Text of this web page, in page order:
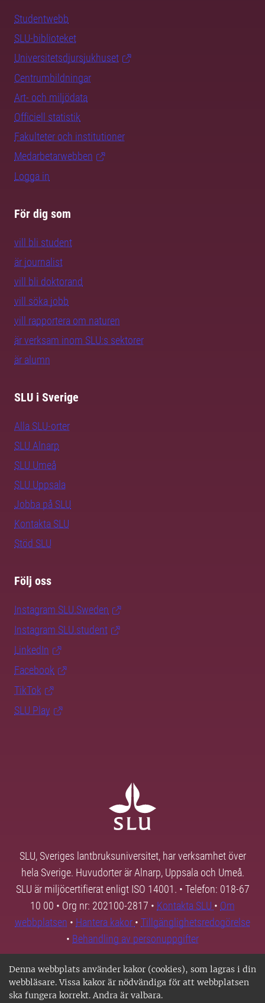
Denna webbplats använder kakor (cookies), som lagras i din
webbläsare. Vissa kakor är nödvändiga för att webbplatsen
ska fungera korrekt. Andra är valbara.
Studentwebb
SLU-biblioteket
Universitetsdjursjukhuset
Centrumbildningar
Art- och miljödata
Officiell statistik
Fakulteter och institutioner
Medarbetarwebben
Logga in
För dig som
vill bli student
är journalist
vill bli doktorand
vill söka jobb
vill rapportera om naturen
är verksam inom SLU:s sektorer
är alumn
SLU i Sverige
Alla SLU-orter
SLU Alnarp
SLU Umeå
SLU Uppsala
Jobba på SLU
Kontakta SLU
Stöd SLU
Följ oss
Instagram SLU.Sweden
Instagram SLU.student
LinkedIn
Facebook
TikTok
SLU Play
SLU, Sveriges lantbruksuniversitet, har verksamhet över
hela Sverige. Huvudorter är Alnarp, Uppsala och Umeå.
SLU är miljöcertifierat enligt ISO 14001. • Telefon: 018-67
10 00 • Org nr: 202100-2817 • Kontakta SLU • Om
webbplatsen • Hantera kakor • Tillgänglighetsredogörelse
• Behandling av personuppgifter